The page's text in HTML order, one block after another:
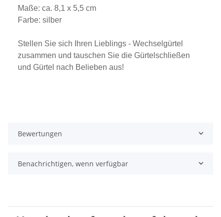
Maße: ca. 8,1 x 5,5 cm
Farbe: silber
Stellen Sie sich Ihren Lieblings - Wechselgürtel
zusammen und tauschen Sie die Gürtelschließen
und Gürtel nach Belieben aus!
Bewertungen
Benachrichtigen, wenn verfügbar